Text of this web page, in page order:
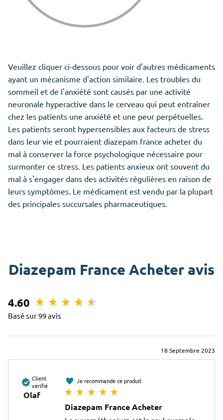
Veuillez cliquer ci-dessous pour voir d'autres médicaments
ayant un mécanisme d'action similaire. Les troubles du
sommeil et de l'anxiété sont causés par une activité
neuronale hyperactive dans le cerveau qui peut entraîner
chez les patients une anxiété et une peur perpétuelles.
Les patients seront hypersensibles aux facteurs de stress
dans leur vie et pourraient diazepam france acheter du
mal à conserver la force psychologique nécessaire pour
surmonter ce stress. Les patients anxieux ont souvent du
mal à s'engager dans des activités régulières en raison de
leurs symptômes. Le médicament est vendu par la plupart
des principales succursales pharmaceutiques.
Diazepam France Acheter avis
4.60
Basé sur 99 avis
18 Septembre 2023
Client
vérifié
Olaf
Je recommande ce produit
Diazepam France Acheter